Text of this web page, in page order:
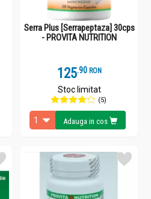
Serra Plus [Serrapeptaza] 30cps
- PROVITA NUTRITION
125.9 RON
Stoc limitat
(5)
Adauga in cos